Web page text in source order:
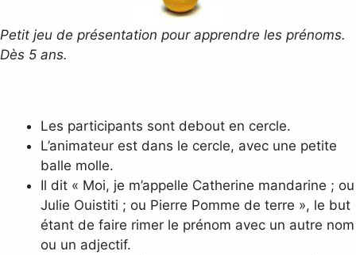
Petit jeu de présentation pour apprendre les prénoms.
Dès 5 ans.
Les participants sont debout en cercle.
L’animateur est dans le cercle, avec une petite
balle molle.
Il dit « Moi, je m’appelle Catherine mandarine ; ou
Julie Ouistiti ; ou Pierre Pomme de terre », le but
étant de faire rimer le prénom avec un autre nom
ou un adjectif.